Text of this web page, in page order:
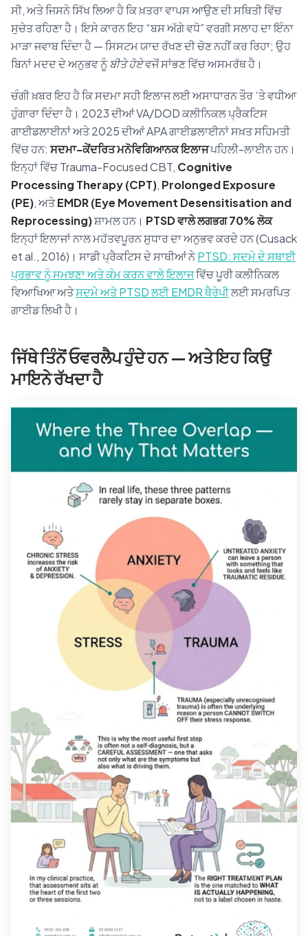
ਸੀ, ਅਤੇ ਜਿਸਨੇ ਸਿੱਖ ਲਿਆ ਹੈ ਕਿ ਖ਼ਤਰਾ ਵਾਪਸ ਆਉਣ ਦੀ ਸਥਿਤੀ ਵਿੱਚ
ਸੁਚੇਤ ਰਹਿਣਾ ਹੈ। ਇਸੇ ਕਾਰਨ ਇਹ “ਬਸ ਅੱਗੇ ਵਧੋ” ਵਰਗੀ ਸਲਾਹ ਦਾ ਇੰਨਾ
ਮਾੜਾ ਜਵਾਬ ਦਿੰਦਾ ਹੈ — ਸਿਸਟਮ ਯਾਦ ਰੱਖਣ ਦੀ ਚੋਣ ਨਹੀਂ ਕਰ ਰਿਹਾ; ਉਹ
ਬਿਨਾਂ ਮਦਦ ਦੇ ਅਨੁਭਵ ਨੂੰਬੀਤੇ ਹੋਏਵਜੋਂ ਸਾਂਭਣ ਵਿੱਚ ਅਸਮਰੱਥ ਹੈ।
ਚੰਗੀ ਖ਼ਬਰ ਇਹ ਹੈ ਕਿ ਸਦਮਾ ਸਹੀ ਇਲਾਜ ਲਈ ਅਸਾਧਾਰਨ ਤੌਰ ‘ਤੇ ਵਧੀਆ
ਹੁੰਗਾਰਾ ਦਿੰਦਾ ਹੈ। 2023 ਦੀਆਂ VA/DOD ਕਲੀਨਿਕਲ ਪ੍ਰੈਕਟਿਸ
ਗਾਈਡਲਾਈਨਾਂ ਅਤੇ 2025 ਦੀਆਂ APA ਗਾਈਡਲਾਈਨਾਂ ਸਖ਼ਤ ਸਹਿਮਤੀ
ਵਿੱਚ ਹਨ: ਸਦਮਾ-ਕੇਂਦਰਿਤ ਮਨੋਵਿਗਿਆਨਕ ਇਲਾਜਪਹਿਲੀ-ਲਾਈਨ ਹਨ।
ਇਨ੍ਹਾਂ ਵਿੱਚ Trauma-Focused CBT, Cognitive
Processing Therapy (CPT), Prolonged Exposure
(PE), ਅਤੇEMDR (Eye Movement Desensitisation and
Reprocessing)ਸ਼ਾਮਲ ਹਨ। PTSD ਵਾਲੇ ਲਗਭਗ 70% ਲੋਕ
ਇਨ੍ਹਾਂ ਇਲਾਜਾਂ ਨਾਲ ਮਹੱਤਵਪੂਰਨ ਸੁਧਾਰ ਦਾ ਅਨੁਭਵ ਕਰਦੇ ਹਨ (Cusack
et al., 2016)। ਸਾਡੀ ਪ੍ਰੈਕਟਿਸ ਦੇ ਸਾਥੀਆਂ ਨੇPTSD: ਸਦਮੇ ਦੇ ਸਥਾਈ
ਪ੍ਰਭਾਵ ਨੂੰ ਸਮਝਣਾ ਅਤੇ ਕੰਮ ਕਰਨ ਵਾਲੇ ਇਲਾਜਵਿੱਚ ਪੂਰੀ ਕਲੀਨਿਕਲ
ਵਿਆਖਿਆ ਅਤੇਸਦਮੇ ਅਤੇ PTSD ਲਈ EMDR ਥੈਰੇਪੀਲਈ ਸਮਰਪਿਤ
ਗਾਈਡ ਲਿਖੀ ਹੈ।
ਜਿੱਥੇ ਤਿੰਨੋਂ ਓਵਰਲੈਪ ਹੁੰਦੇ ਹਨ — ਅਤੇ ਇਹ ਕਿਉਂ
ਮਾਇਨੇ ਰੱਖਦਾ ਹੈ